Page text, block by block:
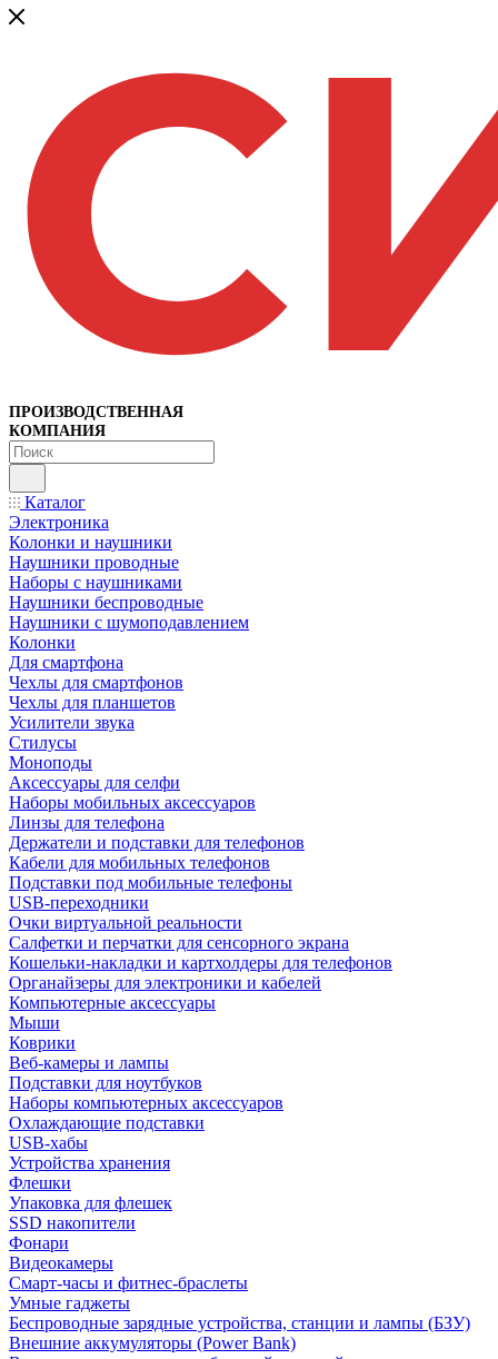
ПРОИЗВОДСТВЕННАЯ
КОМПАНИЯ
Каталог
Электроника
Колонки и наушники
Наушники проводные
Наборы с наушниками
Наушники беспроводные
Наушники с шумоподавлением
Колонки
Для смартфона
Чехлы для смартфонов
Чехлы для планшетов
Усилители звука
Стилусы
Моноподы
Аксессуары для селфи
Наборы мобильных аксессуаров
Линзы для телефона
Держатели и подставки для телефонов
Кабели для мобильных телефонов
Подставки под мобильные телефоны
USB-переходники
Очки виртуальной реальности
Салфетки и перчатки для сенсорного экрана
Кошельки-накладки и картхолдеры для телефонов
Органайзеры для электроники и кабелей
Компьютерные аксессуары
Мыши
Коврики
Веб-камеры и лампы
Подставки для ноутбуков
Наборы компьютерных аксессуаров
Охлаждающие подставки
USB-хабы
Устройства хранения
Флешки
Упаковка для флешек
SSD накопители
Фонари
Видеокамеры
Смарт-часы и фитнес-браслеты
Умные гаджеты
Беспроводные зарядные устройства, станции и лампы (БЗУ)
Внешние аккумуляторы (Power Bank)